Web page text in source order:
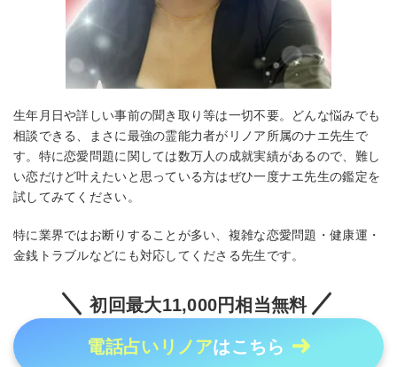
生年月日や詳しい事前の聞き取り等は一切不要。どんな悩みでも
相談できる、まさに最強の霊能力者がリノア所属のナエ先生で
す。特に恋愛問題に関しては数万人の成就実績があるので、難し
い恋だけど叶えたいと思っている方はぜひ一度ナエ先生の鑑定を
試してみてください。
特に業界ではお断りすることが多い、複雑な恋愛問題・健康運・
金銭トラブルなどにも対応してくださる先生です。
初回最大11,000円相当無料
電話占いリノアはこちら